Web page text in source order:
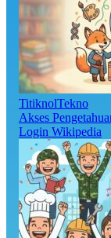
TitiknolTekno
Akses
Login Wikipedia